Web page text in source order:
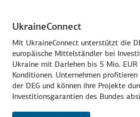
UkraineConnect
Mit UkraineConnect unterstützt die
europäische Mittelständler bei
Ukraine mit Darlehen bis 5 Mio.
Konditionen. Unternehmen
der DEG und können ihre Projekte
Investitionsgarantien des Bundes